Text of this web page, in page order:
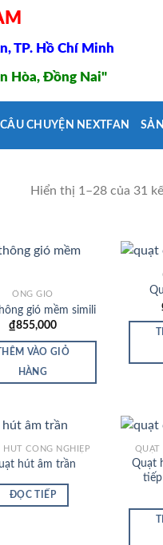
TP. Hồ Chí Minh
Hòa, Đồng Nai"
CÂU CHUYỆN NEXTFAN
Hiển thị 1–28 của 31
Add to
ỐNG GIÓ
gió mềm simili
₫855,000
THÊM VÀO GIỎ
HÀNG
Add to
HÚT CÔNG NGHIỆP
hút âm trần
ĐỌC TIẾP
QUẠT
Quạt